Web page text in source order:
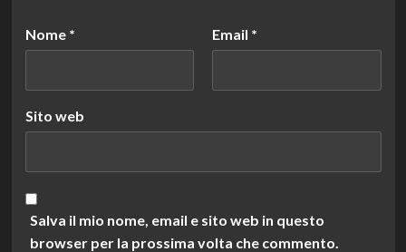
Nome * Email *
Sito web
Salva il mio nome, email e sito web in questo
browser per la prossima volta che commento.